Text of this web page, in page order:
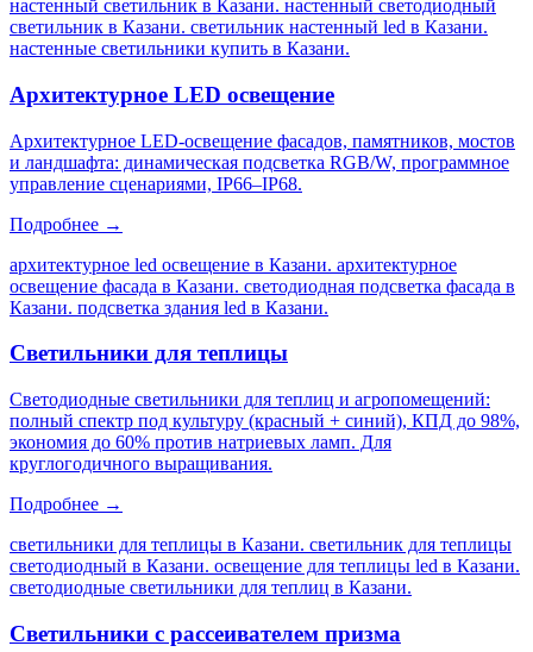
настенный светильник в Казани. настенный светодиодный
светильник в Казани. светильник настенный led в Казани.
настенные светильники купить в Казани.
Архитектурное LED освещение
Архитектурное LED-освещение фасадов, памятников, мостов
и ландшафта: динамическая подсветка RGB/W, программное
управление сценариями, IP66–IP68.
Подробнее →
архитектурное led освещение в Казани. архитектурное
освещение фасада в Казани. светодиодная подсветка фасада в
Казани. подсветка здания led в Казани.
Светильники для теплицы
Светодиодные светильники для теплиц и агропомещений:
полный спектр под культуру (красный + синий), КПД до 98%,
экономия до 60% против натриевых ламп. Для
круглогодичного выращивания.
Подробнее →
светильники для теплицы в Казани. светильник для теплицы
светодиодный в Казани. освещение для теплицы led в Казани.
светодиодные светильники для теплиц в Казани.
Светильники с рассеивателем призма